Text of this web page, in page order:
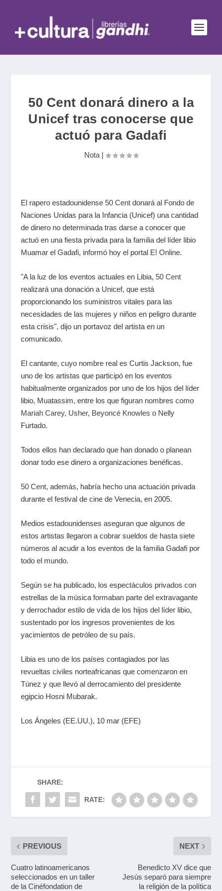
50 Cent donará dinero a la
Unicef tras conocerse que
actuó para Gadafi
Nota|
El rapero estadounidense 50 Cent donará al Fondo de
Naciones Unidas para la Infancia (Unicef) una cantidad
de dinero no determinada tras darse a conocer que
actuó en una fiesta privada para la familia del líder libio
Muamar el Gadafi, informó hoy el portal E! Online.
"A la luz de los eventos actuales en Libia, 50 Cent
realizará una donación a Unicef, que está
proporcionando los suministros vitales para las
necesidades de las mujeres y niños en peligro durante
esta crisis", dijo un portavoz del artista en un
comunicado.
El cantante, cuyo nombre real es Curtis Jackson, fue
uno de los artistas que participó en los eventos
habitualmente organizados por uno de los hijos del líder
libio, Muatassim, entre los que figuran nombres como
Mariah Carey, Usher, Beyoncé Knowles o Nelly
Furtado.
Todos ellos han declarado que han donado o planean
donar todo ese dinero a organizaciones benéficas.
50 Cent, además, habría hecho una actuación privada
durante el festival de cine de Venecia, en 2005.
Medios estadounidenses aseguran que algunos de
estos artistas llegaron a cobrar sueldos de hasta siete
números al acudir a los eventos de la familia Gadafi por
todo el mundo.
Según se ha publicado, los espectáculos privados con
estrellas de la música formaban parte del extravagante
y derrochador estilo de vida de los hijos del líder libio,
sustentado por los ingresos provenientes de los
yacimientos de petróleo de su país.
Libia es uno de los países contagiados por las
revueltas civiles norteafricanas que comenzaron en
Túnez y que llevó al derrocamiento del presidente
egipcio Hosni Mubarak.
Los Ángeles (EE.UU.), 10 mar (EFE)
SHARE:
RATE:
PREVIOUS
Cuatro latinoamericanos
seleccionados en un taller
de la Cinéfondation de
NEXT
Benedicto XV dice que
Jesús separó para siempre
la religión de la política